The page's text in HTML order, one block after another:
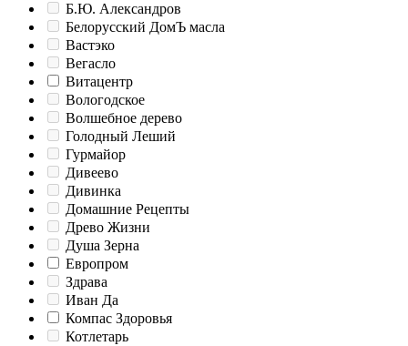
Б.Ю. Александров
Белорусский ДомЪ масла
Вастэко
Вегасло
Витацентр
Вологодское
Волшебное дерево
Голодный Леший
Гурмайор
Дивеево
Дивинка
Домашние Рецепты
Древо Жизни
Душа Зерна
Европром
Здрава
Иван Да
Компас Здоровья
Котлетарь